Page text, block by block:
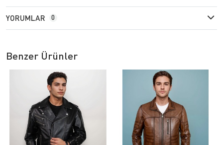
YORUMLAR 0
Benzer Ürünler